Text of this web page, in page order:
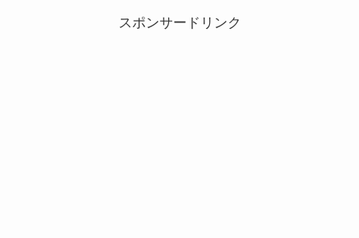
スポンサードリンク